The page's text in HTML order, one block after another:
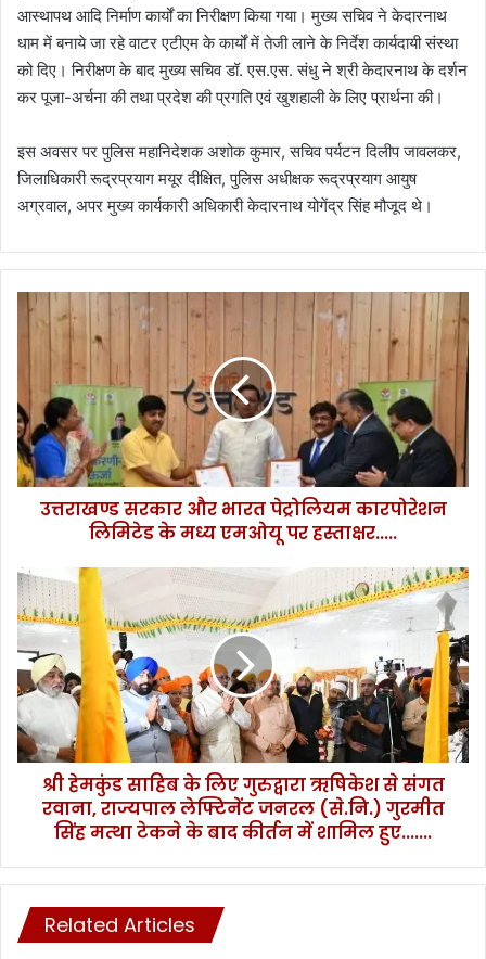
आस्थापथ आदि निर्माण कार्यों का निरीक्षण किया गया। मुख्य सचिव ने केदारनाथ
धाम में बनाये जा रहे वाटर एटीएम के कार्यों में तेजी लाने के निर्देश कार्यदायी संस्था
को दिए। निरीक्षण के बाद मुख्य सचिव डॉ. एस.एस. संधु ने श्री केदारनाथ के दर्शन
कर पूजा-अर्चना की तथा प्रदेश की प्रगति एवं खुशहाली के लिए प्रार्थना की।
इस अवसर पर पुलिस महानिदेशक अशोक कुमार, सचिव पर्यटन दिलीप जावलकर,
जिलाधिकारी रूद्रप्रयाग मयूर दीक्षित, पुलिस अधीक्षक रूद्रप्रयाग आयुष
अग्रवाल, अपर मुख्य कार्यकारी अधिकारी केदारनाथ योगेंद्र सिंह मौजूद थे।
ण्ड
स
र
का
र
र
त
पे
ट्रो
लि
य
म
का
र
लि
ड
उत्तराखण्ड सरकार और भारत पेट्रोलियम कारपोरेशन
लिमिटेड के मध्य एमओयू पर हस्ताक्षर.....
श्री
हे
म
कुं
ड
सा
हि
ब
के
ऋ
षि
श्री हेमकुंड साहिब के लिए गुरुद्वारा ऋषिकेश से संगत
रवाना, राज्यपाल लेफ्टिनेंट जनरल (से.नि.) गुरमीत
सिंह मत्था टेकने के बाद कीर्तन में शामिल हुए.......
Related Articles